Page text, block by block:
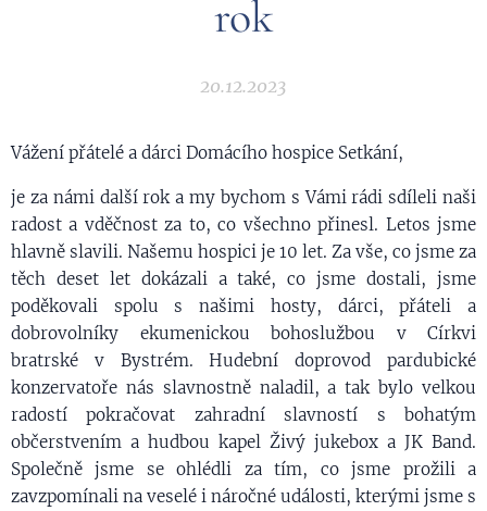
rok
20.12.2023
Vážení přátelé a dárci Domácího hospice Setkání,
je za námi další rok a my bychom s Vámi rádi sdíleli naši
radost a vděčnost za to, co všechno přinesl. Letos jsme
hlavně slavili. Našemu hospici je 10 let. Za vše, co jsme za
těch deset let dokázali a také, co jsme dostali, jsme
poděkovali spolu s našimi hosty, dárci, přáteli a
dobrovolníky ekumenickou bohoslužbou v Církvi
bratrské v Bystrém. Hudební doprovod pardubické
konzervatoře nás slavnostně naladil, a tak bylo velkou
radostí pokračovat zahradní slavností s bohatým
občerstvením a hudbou kapel Živý jukebox a JK Band.
Společně jsme se ohlédli za tím, co jsme prožili a
zavzpomínali na veselé i náročné události, kterými jsme s